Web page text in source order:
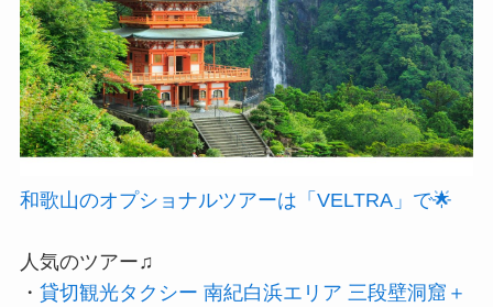
和歌山のオプショナルツアーは「VELTRA」で🌟
人気のツアー♫
・ 貸切観光タクシー 南紀白浜エリア 三段壁洞窟＋